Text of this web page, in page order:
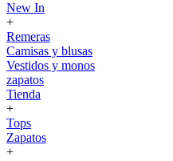
New In
+
Remeras
Camisas y blusas
Vestidos y monos
zapatos
Tienda
+
Tops
Zapatos
+